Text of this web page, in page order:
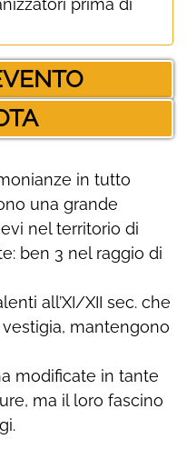
prima di
in tutto
una grande
nel territorio di
ben 3 nel raggio di
all’XI/XII sec. che
mantengono
modificate in tante
ma il loro fascino